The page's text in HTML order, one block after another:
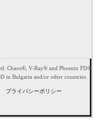
Chaos®, V-Ray® and Phoenix FD®
in Bulgaria and/or other countries.
プライバシーポリシー